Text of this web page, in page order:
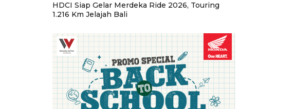
HDCI Siap Gelar Merdeka Ride 2026, Touring
1.216 Km Jelajah Bali